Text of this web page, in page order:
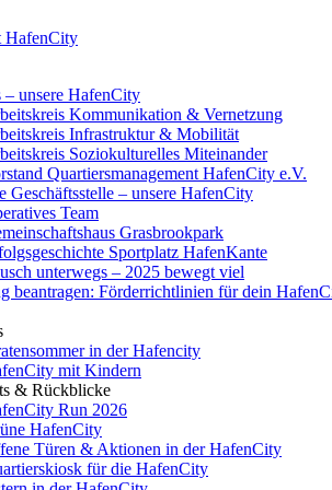
HafenCity
– unsere HafenCity
Kommunikation & Vernetzung
Infrastruktur & Mobilität
Soziokulturelles Miteinander
Quartiersmanagement HafenCity e.V.
Geschäftsstelle – unsere HafenCity
Team
Grasbrookpark
Sportplatz HafenKante
unterwegs – 2025 bewegt viel
beantragen: Förderrichtlinien für dein
in der Hafencity
mit Kindern
& Rückblicke
Run 2026
HafenCity
Türen & Aktionen in der HafenCity
für die HafenCity